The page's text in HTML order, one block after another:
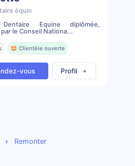
équin
Dentaire Équine diplômée,
le Conseil Nationa...
🤩 Clientèle ouverte
vous Profil
Remonter